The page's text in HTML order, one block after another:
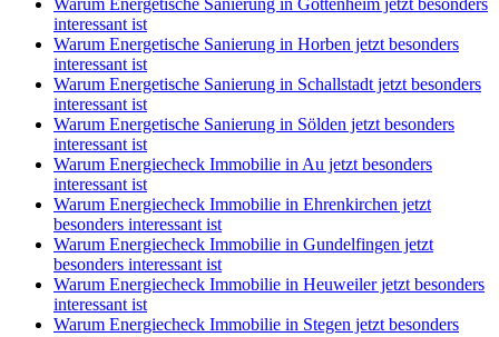
Warum Energetische Sanierung in Gottenheim jetzt besonders
interessant ist
Warum Energetische Sanierung in Horben jetzt besonders
interessant ist
Warum Energetische Sanierung in Schallstadt jetzt besonders
interessant ist
Warum Energetische Sanierung in Sölden jetzt besonders
interessant ist
Warum Energiecheck Immobilie in Au jetzt besonders
interessant ist
Warum Energiecheck Immobilie in Ehrenkirchen jetzt
besonders interessant ist
Warum Energiecheck Immobilie in Gundelfingen jetzt
besonders interessant ist
Warum Energiecheck Immobilie in Heuweiler jetzt besonders
interessant ist
Warum Energiecheck Immobilie in Stegen jetzt besonders